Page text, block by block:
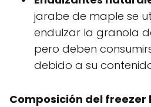
jarabe de maple se
endulzar la granola
pero deben
debido a su
Composición del freezer